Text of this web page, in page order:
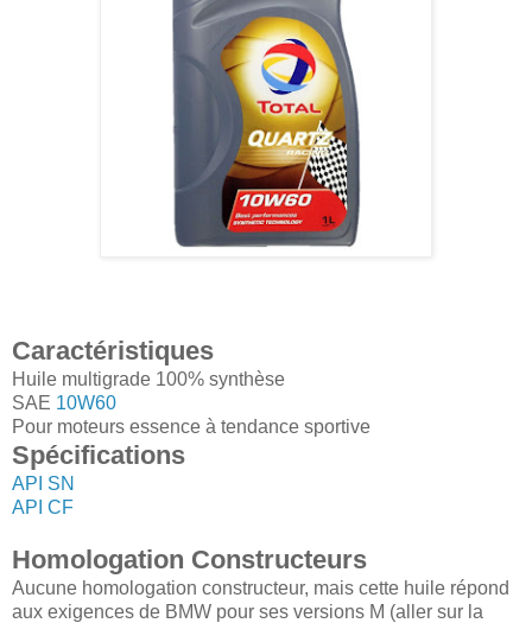
Caractéristiques
Huile multigrade 100% synthèse
SAE 10W60
Pour moteurs essence à tendance sportive
Spécifications
API SN
API CF
Homologation Constructeurs
Aucune homologation constructeur, mais cette huile répond
aux exigences de BMW pour ses versions M (aller sur la